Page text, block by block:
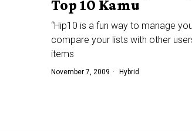
Top 10 Kamu
“Hip10 is a fun way to manage
compare your lists with other
items
November 7, 2009 Hybrid